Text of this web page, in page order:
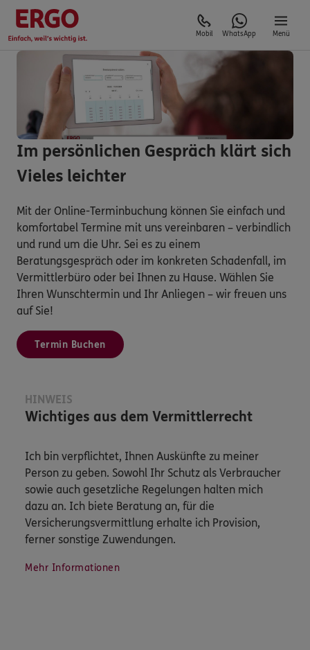
Mobil WhatsApp Menü
Im persönlichen Gespräch klärt sich
Vieles leichter
Mit der Online-Terminbuchung können Sie einfach und
komfortabel Termine mit uns vereinbaren – verbindlich
und rund um die Uhr. Sei es zu einem
Beratungsgespräch oder im konkreten Schadenfall, im
Vermittlerbüro oder bei Ihnen zu Hause. Wählen Sie
Ihren Wunschtermin und Ihr Anliegen – wir freuen uns
auf Sie!
Termin Buchen
HINWEIS
Wichtiges aus dem Vermittlerrecht
Ich bin verpflichtet, Ihnen Auskünfte zu meiner
Person zu geben. Sowohl Ihr Schutz als Verbraucher
sowie auch gesetzliche Regelungen halten mich
dazu an. Ich biete Beratung an, für die
Versicherungsvermittlung erhalte ich Provision,
ferner sonstige Zuwendungen.
Mehr Informationen